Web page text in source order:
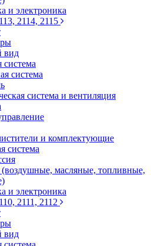
и электроника
2114, 2115
вид
система
система
система и вентиляция
и комплектующие
система
масляные, топливные,
и электроника
2111, 2112
вид